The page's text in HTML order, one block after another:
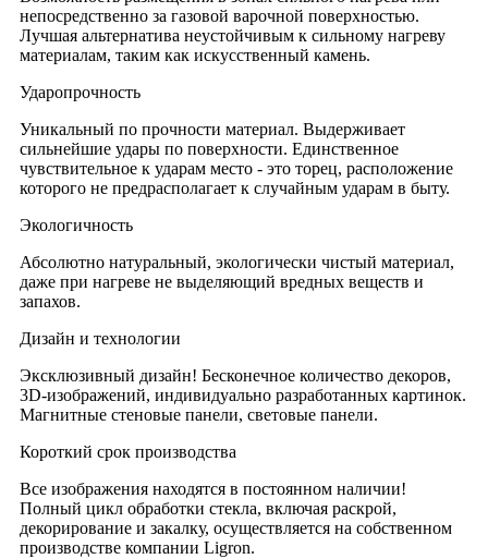
непосредственно за газовой варочной поверхностью.
Лучшая альтернатива неустойчивым к сильному нагреву
материалам, таким как искусственный камень.
Ударопрочность
Уникальный по прочности материал. Выдерживает
сильнейшие удары по поверхности. Единственное
чувствительное к ударам место - это торец, расположение
которого не предрасполагает к случайным ударам в быту.
Экологичность
Абсолютно натуральный, экологически чистый материал,
даже при нагреве не выделяющий вредных веществ и
запахов.
Дизайн и технологии
Эксклюзивный дизайн! Бесконечное количество декоров,
3D-изображений, индивидуально разработанных картинок.
Магнитные стеновые панели, световые панели.
Короткий срок производства
Все изображения находятся в постоянном наличии!
Полный цикл обработки стекла, включая раскрой,
декорирование и закалку, осуществляется на собственном
производстве компании Ligron.